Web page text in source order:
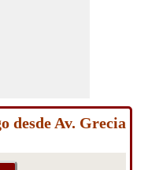
desde Av. Grecia